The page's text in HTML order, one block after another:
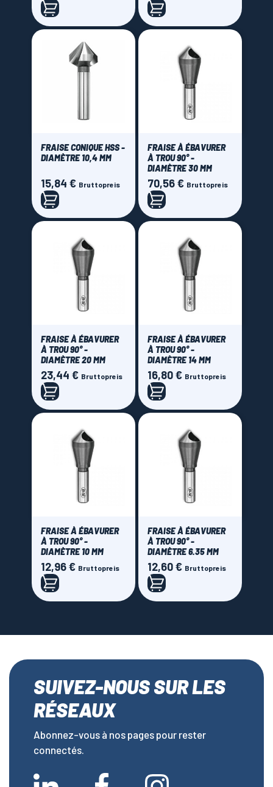
FRAISE CONIQUE HSS -
DIAMÈTRE 10,4 MM
Preis
15,84 € Bruttopreis
FRAISE À ÉBAVURER
À TROU 90° -
DIAMÈTRE 30 MM
Preis
70,56 € Bruttopreis
FRAISE À ÉBAVURER
À TROU 90° -
DIAMÈTRE 20 MM
Preis
23,44 € Bruttopreis
FRAISE À ÉBAVURER
À TROU 90° -
DIAMÈTRE 14 MM
Preis
16,80 € Bruttopreis
FRAISE À ÉBAVURER
À TROU 90° -
DIAMÈTRE 10 MM
Preis
12,96 € Bruttopreis
FRAISE À ÉBAVURER
À TROU 90° -
DIAMÈTRE 6.35 MM
Preis
12,60 € Bruttopreis
SUIVEZ-NOUS SUR LES
RÉSEAUX
Abonnez-vous à nos pages pour rester
connectés.